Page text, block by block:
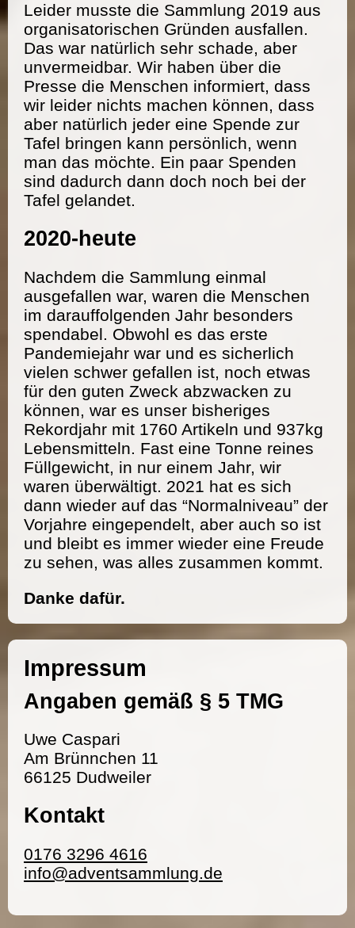
Leider musste die Sammlung 2019 aus
organisatorischen Gründen ausfallen.
Das war natürlich sehr schade, aber
unvermeidbar. Wir haben über die
Presse die Menschen informiert, dass
wir leider nichts machen können, dass
aber natürlich jeder eine Spende zur
Tafel bringen kann persönlich, wenn
man das möchte. Ein paar Spenden
sind dadurch dann doch noch bei der
Tafel gelandet.
2020-heute
Nachdem die Sammlung einmal
ausgefallen war, waren die Menschen
im darauffolgenden Jahr besonders
spendabel. Obwohl es das erste
Pandemiejahr war und es sicherlich
vielen schwer gefallen ist, noch etwas
für den guten Zweck abzwacken zu
können, war es unser bisheriges
Rekordjahr mit 1760 Artikeln und 937kg
Lebensmitteln. Fast eine Tonne reines
Füllgewicht, in nur einem Jahr, wir
waren überwältigt. 2021 hat es sich
dann wieder auf das “Normalniveau” der
Vorjahre eingependelt, aber auch so ist
und bleibt es immer wieder eine Freude
zu sehen, was alles zusammen kommt.
Danke dafür.
Impressum
Angaben gemäß § 5 TMG
Uwe Caspari
Am Brünnchen 11
66125 Dudweiler
Kontakt
0176 3296 4616
info@adventsammlung.de